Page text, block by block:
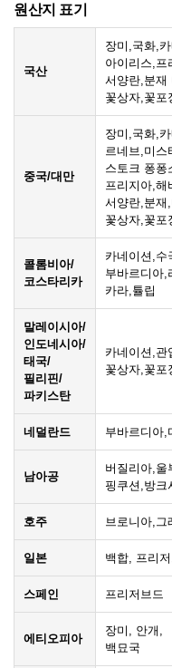
원산지 표기
국산
장미,국화,
아이리스,프
서양란,분재
꽃상자,꽃포
중국/대만
장미,국화,
르네브,미스
스토크 퐁퐁
프리지아,해
서양란,분재
꽃상자,꽃포
콜롬비아/
코스타리카
카네이션,수
부바르디아,
카라,튤립
말레이시아/
인도네시아/
태국/
필리핀/
파키스탄
카네이션,관
꽃상자,꽃포
네덜란드 부바르디아,
남아공
버질리아,울
핑쿠션,방크
호주 브로니아,그
일본 백합, 프리
스페인 프리저브드
에티오피아
장미, 안개,
백묘국